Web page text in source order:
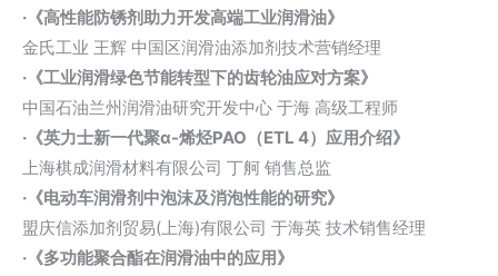
·《高性能防锈剂助力开发高端工业润滑油》
金氏工业 王辉 中国区润滑油添加剂技术营销经理
·《工业润滑绿色节能转型下的齿轮油应对方案》
中国石油兰州润滑油研究开发中心 于海 高级工程师
·《英力士新一代聚α-烯烃PAO（ETL 4）应用介绍》
上海棋成润滑材料有限公司 丁舸 销售总监
·《电动车润滑剂中泡沫及消泡性能的研究》
盟庆信添加剂贸易(上海)有限公司 于海英 技术销售经理
·《多功能聚合酯在润滑油中的应用》